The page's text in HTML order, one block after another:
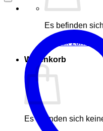
Es befinden
Zurück zum
Warenkorb
Es befinden sich